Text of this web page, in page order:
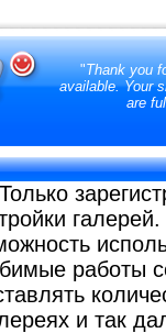
"Thank you
available. Your
are
Только
работы
и так